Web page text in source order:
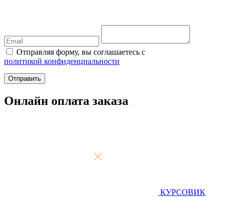
Отправляя форму, вы соглашаетесь с
политикой конфиденциальности
Отправить
Онлайн оплата заказа
КУРСОВИК